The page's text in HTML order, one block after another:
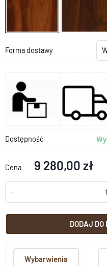
Forma dostawy
Dostępność
Cena 9 280,00 zł
-
DODAJ DO
Wybarwienia